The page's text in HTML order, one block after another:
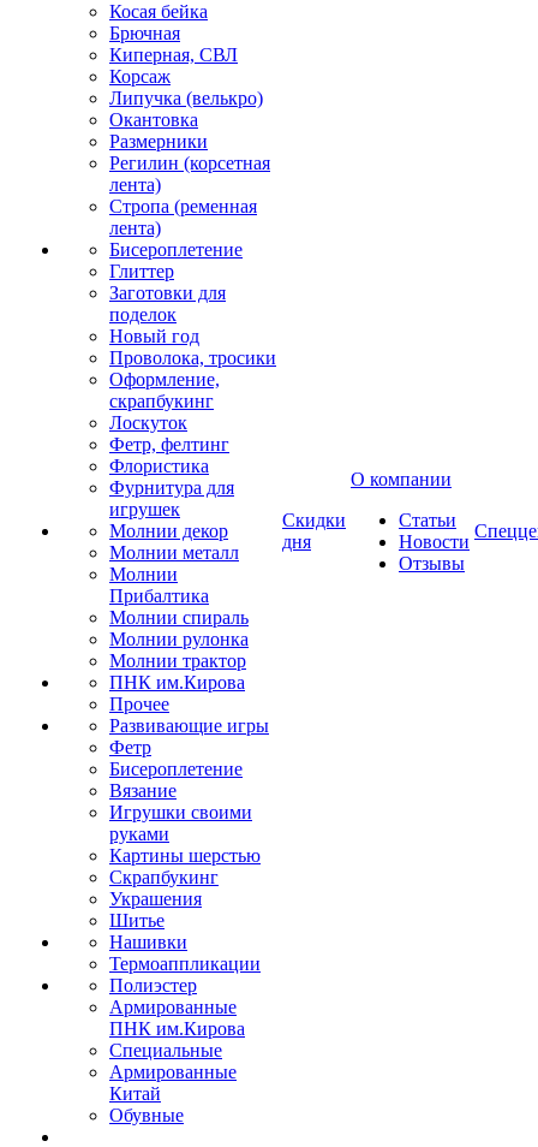
Косая бейка
Брючная
Киперная, СВЛ
Корсаж
Липучка (велькро)
Окантовка
Размерники
Регилин (корсетная
лента)
Стропа (ременная
лента)
Бисероплетение
Глиттер
Заготовки для
поделок
Новый год
Проволока, тросики
Оформление,
скрапбукинг
Лоскуток
Фетр, фелтинг
Флористика
Фурнитура для
игрушек
Молнии декор
Молнии металл
Молнии
Прибалтика
Молнии спираль
Молнии рулонка
Молнии трактор
ПНК им.Кирова
Прочее
Развивающие игры
Фетр
Бисероплетение
Вязание
Игрушки своими
руками
Картины шерстью
Скрапбукинг
Украшения
Шитье
Нашивки
Термоаппликации
Полиэстер
Армированные
ПНК им.Кирова
Специальные
Армированные
Китай
Обувные
Скидки
дня
О компании
Статьи
Новости
Отзывы